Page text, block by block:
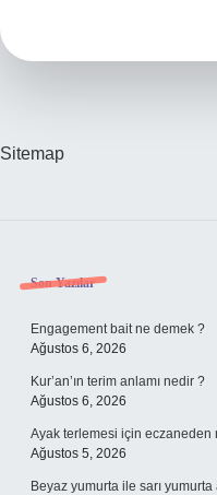
Sitemap
Sidebar
Son Yazılar
Engagement bait ne demek ?
Ağustos 6, 2026
Kur’an’ın terim anlamı nedir ?
Ağustos 6, 2026
Ayak terlemesi için eczaneden
Ağustos 5, 2026
Beyaz yumurta ile sarı